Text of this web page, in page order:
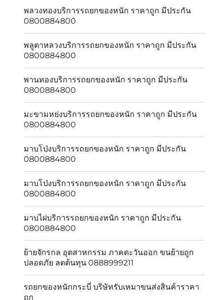
พลวงทองบริการรถยกของหนัก ราคาถูก มีประกัน
0800884800
พลูตาหลวงบริการรถยกของหนัก ราคาถูก มีประกัน
0800884800
พานทองบริการรถยกของหนัก ราคาถูก มีประกัน
0800884800
มะขามหย่งบริการรถยกของหนัก ราคาถูก มีประกัน
0800884800
มาบโป่งบริการรถยกของหนัก ราคาถูก มีประกัน
0800884800
มาบโป่งบริการรถยกของหนัก ราคาถูก มีประกัน
0800884800
มาบไผ่บริการรถยกของหนัก ราคาถูก มีประกัน
0800884800
ย้ายจักรกล อุตสาหกรรม ภาคตะวันออก ขนย้ายถูก
ปลอดภัย ลดต้นทุน 0888999211
รถยกของหนักกระบี่ บริษัทรับเหมาขนส่งสินค้าราคา
ถูก